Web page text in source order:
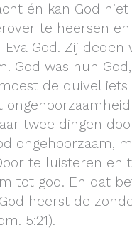
én kan God niet
te heersen
God. Zij deden
God was hun
de duivel
twee dingen
ongehoorzaam,
te luisteren en
tot god. En dat
heerst de
5:21).